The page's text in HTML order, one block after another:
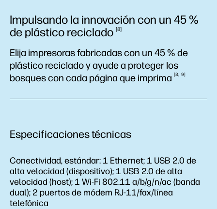
Impulsando la innovación con un 45 %
de plástico reciclado 8
Elija impresoras fabricadas con un 45 % de
plástico reciclado y ayude a proteger los
bosques con cada página que imprima 8 9
Especificaciones técnicas
Conectividad, estándar: 1 Ethernet; 1 USB 2.0 de
alta velocidad (dispositivo); 1 USB 2.0 de alta
velocidad (host); 1 Wi-Fi 802.11 a/b/g/n/ac (banda
dual); 2 puertos de módem RJ-11/fax/línea
telefónica